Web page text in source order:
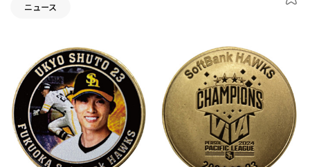
無料アカウント登録
HOME
動画
日程・結果
順位表･成績
ニュース